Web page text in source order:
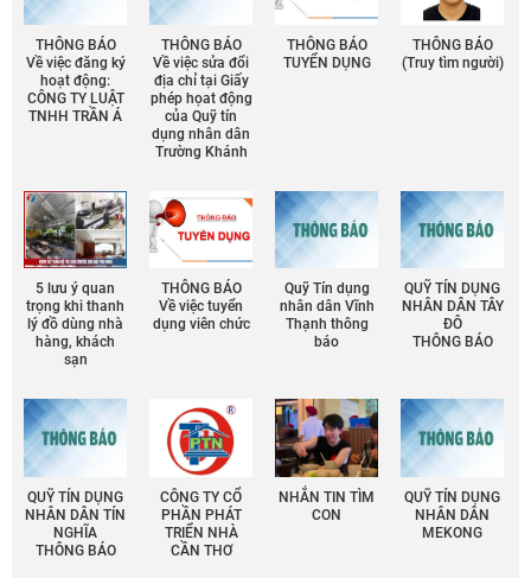
THÔNG BÁO
Về việc đăng ký
hoạt động:
CÔNG TY LUẬT
TNHH TRẦN Á
THÔNG BÁO
Về việc sửa đổi
địa chỉ tại Giấy
phép họat động
của Quỹ tín
dụng nhân dân
Trường Khánh
THÔNG BÁO
TUYỂN DỤNG
THÔNG BÁO
(Truy tìm người)
5 lưu ý quan
trọng khi thanh
lý đồ dùng nhà
hàng, khách
sạn
THÔNG BÁO
Về việc tuyển
dụng viên chức
Quỹ Tín dụng
nhân dân Vĩnh
Thạnh thông
báo
QUỸ TÍN DỤNG
NHÂN DÂN TÂY
ĐÔ
THÔNG BÁO
QUỸ TÍN DỤNG
NHÂN DÂN TÍN
NGHĨA
THÔNG BÁO
CÔNG TY CỔ
PHẦN PHÁT
TRIỂN NHÀ
CẦN THƠ
NHẮN TIN TÌM
CON
QUỸ TÍN DỤNG
NHÂN DÂN
MEKONG